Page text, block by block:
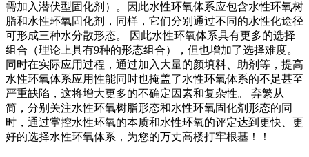
需加入潜伏型固化剂）。因此水性环氧体系应包含水性环氧树
脂和水性环氧固化剂，同样，它们分别通过不同的水性化途径
可形成三种水分散形态。 因此水性环氧体系具有更多的选择
组合（理论上具有9种的形态组合），但也增加了选择难度。
同时在实际应用过程，通过加入大量的颜填料、助剂等，提高
水性环氧体系应用性能同时也掩盖了水性环氧体系的不足甚至
严重缺陷，这将增大更多的不确定因素和复杂性。 弃繁从
简，分别关注水性环氧树脂形态和水性环氧固化剂形态的同
时，通过掌控水性环氧的本质和水性环氧的评定达到更快、更
好的选择水性环氧体系，为您的万丈高楼打牢根基！！